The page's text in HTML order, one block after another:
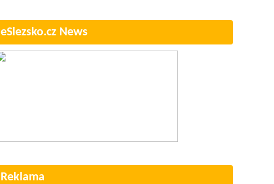
eSlezsko.cz News
Reklama